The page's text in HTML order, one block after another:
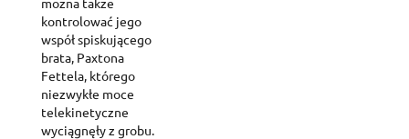
kontrolować jego
współ spiskującego
brata, Paxtona
Fettela, którego
niezwykłe moce
telekinetyczne
wyciągnęły z grobu.